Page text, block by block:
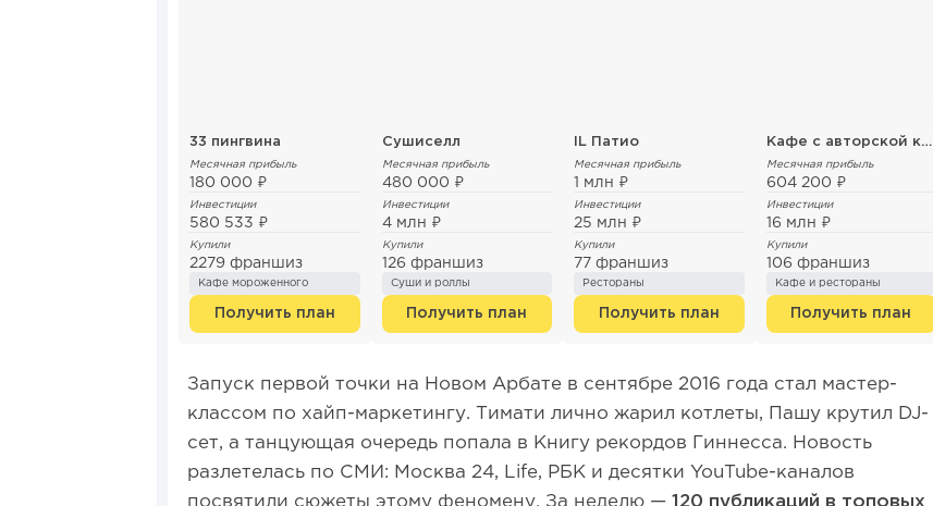
33 пингвина
Месячная прибыль
180 000 ₽
Инвестиции
580 533 ₽
Купили
2279 франшиз
Кафе мороженного
Получить план
Сушиселл
Месячная прибыль
480 000 ₽
Инвестиции
4 млн ₽
Купили
126 франшиз
Суши и роллы
Получить план
IL Патио
Месячная прибыль
1 млн ₽
Инвестиции
25 млн ₽
Купили
77 франшиз
Рестораны
Получить план
Кафе с авторской кухней "Здрасте"
Месячная прибыль
604 200 ₽
Инвестиции
16 млн ₽
Купили
106 франшиз
Кафе и рестораны
Получить план
Запуск первой точки на Новом Арбате в сентябре 2016 года стал мастер-
классом по хайп-маркетингу. Тимати лично жарил котлеты, Пашу крутил DJ-
сет, а танцующая очередь попала в Книгу рекордов Гиннесса. Новость
разлетелась по СМИ: Москва 24, Life, РБК и десятки YouTube-каналов
посвятили сюжеты этому феномену. За неделю — 120 публикаций в топовых